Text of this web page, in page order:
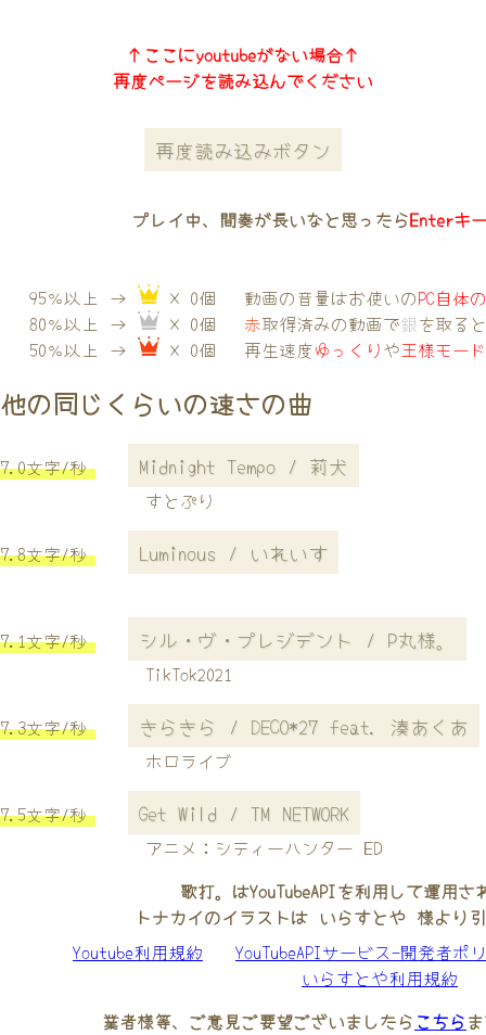
↑ここにyoutubeがない場合↑
再度ページを読み込んでください
再度読み込みボタン
プレイ中、間奏が長いなと思ったらEnterキ
95％以上 →
× 0個
80％以上 →
× 0個
50％以上 →
× 0個
動画の音量はお使いのPC自体
赤取得済みの動画で銀を取る
再生速度ゆっくりや王様モー
他の同じくらいの速さの曲
7.0文字/秒 Midnight Tempo / 莉犬
すとぷり
7.8文字/秒 Luminous / いれいす
7.1文字/秒 シル・ヴ・プレジデント / P丸様。
TikTok2021
7.3文字/秒 きらきら / DECO*27 feat. 湊あくあ
ホロライブ
7.5文字/秒 Get Wild / TM NETWORK
アニメ：シティーハンター ED
歌打。はYouTubeAPIを利用して運用さ
トナカイのイラストは いらすとや 様より
Youtube利用規約
YouTubeAPIサービス-開発者ポ
いらすとや利用規約
業者様等、ご意見ご要望ございましたら こちら